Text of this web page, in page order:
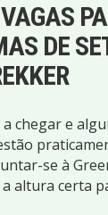
DE
chegar e
se à
altura certa